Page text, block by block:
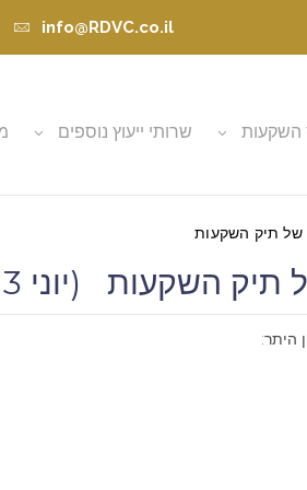
info@RDVC.co.il
השקעות שרותי ייעוץ נוספים
היתר: